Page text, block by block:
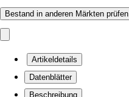
Bestand in anderen Märkten prüfen
Artikeldetails
Datenblätter
Beschreibung